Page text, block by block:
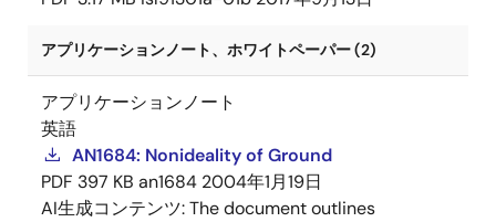
アプリケーションノート、ホワイトペーパー (2)
アプリケーションノート
英語
AN1684: Nonideality of Ground
PDF 397 KB an1684 2004年1月19日
AI生成コンテンツ:The document outlines